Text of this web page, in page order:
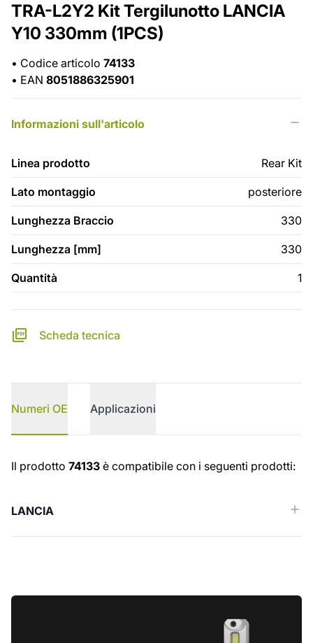
TRA-L2Y2 Kit Tergilunotto LANCIA
Y10 330mm (1PCS)
• Codice articolo 74133
• EAN 8051886325901
Informazioni sull'articolo
Linea prodotto Rear Kit
Lato montaggio posteriore
Lunghezza Braccio 330
Lunghezza [mm] 330
Quantità 1
Scheda tecnica
Numeri OE Applicazioni
Numeri OE
Il prodotto 74133 è compatibile con i seguenti prodotti:
LANCIA